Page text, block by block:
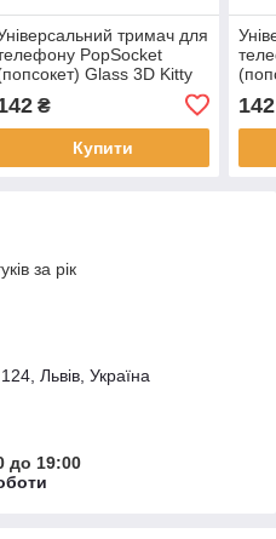
тримач для
PopSocket
Glass 3D Kitty
₴
Купити
142
за рік
Львів, Україна
до 19:00